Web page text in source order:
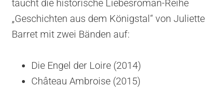
taucht die historische Liebesroman-Reihe
„Geschichten aus dem Königstal“ von Juliette
Barret mit zwei Bänden auf:
Die Engel der Loire (2014)
Château Ambroise (2015)